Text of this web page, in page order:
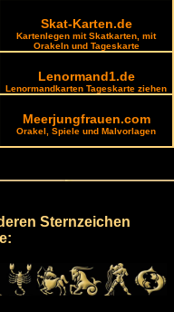
Skat-Karten.de
Kartenlegen mit Skatkarten, mit
Orakeln und Tageskarte
Lenormand1.de
Lenormandkarten Tageskarte ziehen
Meerjungfrauen.com
Orakel, Spiele und Malvorlagen
Sternzeichen